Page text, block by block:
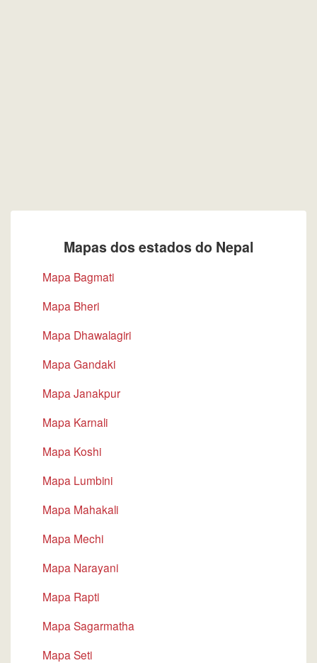
Mapas dos estados do Nepal
Mapa Bagmati
Mapa Bheri
Mapa Dhawalagiri
Mapa Gandaki
Mapa Janakpur
Mapa Karnali
Mapa Koshi
Mapa Lumbini
Mapa Mahakali
Mapa Mechi
Mapa Narayani
Mapa Rapti
Mapa Sagarmatha
Mapa Seti